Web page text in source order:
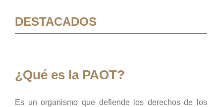
DESTACADOS
¿Qué es la PAOT?
Es un organismo que defiende los derechos de los